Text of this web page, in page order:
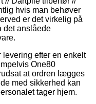
hvis man behøver
er det virkelig på
det anslåede
levering efter en enkelt
One80
at ordren lægges
med sikkerhed kan
tager hjem.